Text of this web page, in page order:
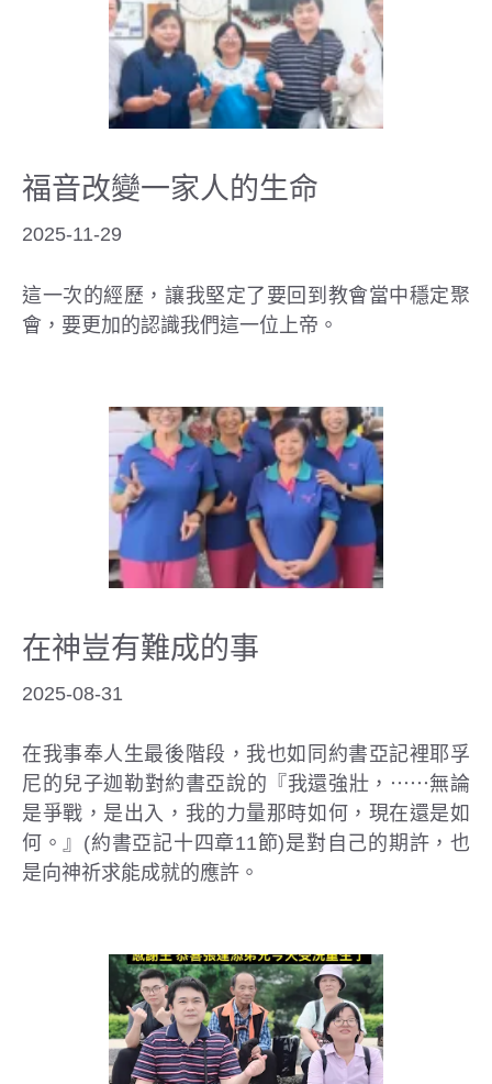
福音改變一家人的生命
2025-11-29
這一次的經歷，讓我堅定了要回到教會當中穩定聚
會，要更加的認識我們這一位上帝。
在神豈有難成的事
2025-08-31
在我事奉人生最後階段，我也如同約書亞記裡耶孚
尼的兒子迦勒對約書亞說的『我還強壯，⋯⋯無論
是爭戰，是出入，我的力量那時如何，現在還是如
何。』(約書亞記十四章11節)是對自己的期許，也
是向神祈求能成就的應許。